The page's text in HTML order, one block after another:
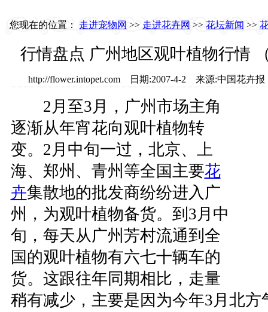
您现在的位置： 走进宠物网 >> 走进花卉网 >> 花坛新闻 >>
行情盘点 广州地区观叶植物行情
http://flower.intopet.com 日期:2007-4-2 来源:中国花
2月至3月，广州市场主角
逐渐从年宵花向观叶植物转
变。2月中旬一过，北京、上
海、郑州、青州等全国主要花
卉集散地的批发商纷纷进入广
州，为观叶植物备货。到3月中
旬，每天从广州芳村流通到全
国的观叶植物有六七十辆车的
货。这跟往年同期相比，走量
稍有减少，主要是因为今年3月北